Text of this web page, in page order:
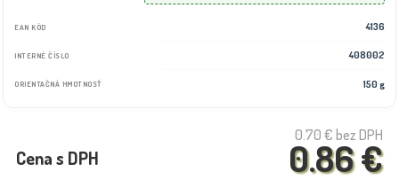
EAN KÓD 4136
INTERNÉ ČÍSLO 408002
ORIENTAČNÁ HMOTNOSŤ 150 g
0.70 € bez DPH
0.86 €
Cena s DPH